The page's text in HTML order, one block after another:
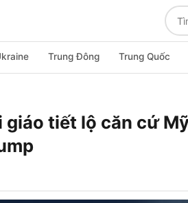
Trung Đông Trung Quốc
giáo tiết lộ căn cứ